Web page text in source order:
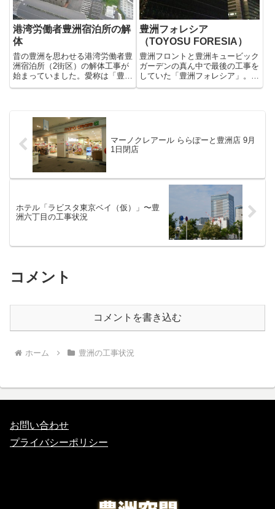
港湾労働者豊洲宿泊所の解
体
昔の豊洲を思わせる港湾労働者豊
洲宿泊所（2街区）の解体工事が
始まっていました。愛称は「豊洲
荘」。なんと宿泊料金は440円だ
防寮も近く、解体となるのでしょ
うか。この場所には、老朽化し...
豊洲フォレシア
（TOYOSU FORESIA）
豊洲フロントと豊洲キュービック
ガーデンの真ん中で最後の工事を
していた「豊洲フォレシア」。ほ
ぼ、完成した様で一部の庭を除
マーノクレアール ららぽーと豊洲店 9月
1日閉店
ホテル「ラビスタ東京ベイ（仮）」〜豊
洲六丁目の工事状況
コメント
コメントを書き込む
ホーム 豊洲の工事状況
お問い合わせ
プライバシーポリシー